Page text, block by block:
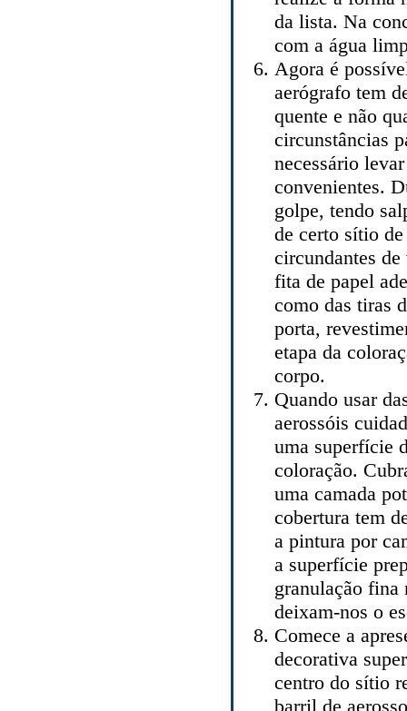
da lista. Na
com a água
Agora é
aerógrafo tem
quente e não
circunstâncias
necessário
convenientes.
golpe, tendo
de certo sítio
circundantes
fita de papel
como das tiras
porta,
etapa da
corpo.
Quando usar
aerossóis
uma superfície
coloração.
uma camada
cobertura tem
a pintura por
a superfície
granulação fina
deixam-nos o
Comece a
decorativa
centro do sítio
barril de